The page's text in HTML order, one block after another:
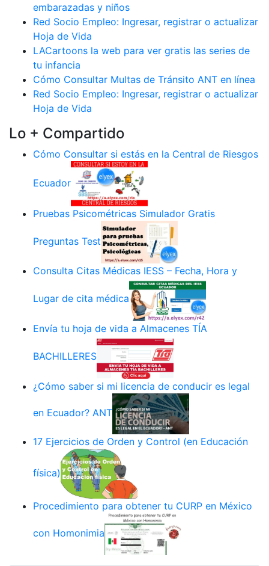
embarazadas y niños
Red Socio Empleo: Ingresar, registrar o actualizar
Hoja de Vida
LACartoons la web para ver gratis las series de
tu infancia
Cómo Consultar Multas de Tránsito ANT en línea
Red Socio Empleo: Ingresar, registrar o actualizar
Hoja de Vida
Lo + Compartido
Cómo Consultar si estás en la Central de Riesgos
Ecuador
Pruebas Psicométricas Simulador Gratis
Preguntas Test
Consulta Citas Médicas IESS – Fecha, Hora y
Lugar de cita médica
Envía tu hoja de vida a Almacenes TÍA
BACHILLERES
¿Cómo saber si mi licencia de conducir es legal
en Ecuador? ANT
17 Ejercicios de Orden y Control (en Educación
física)
Procedimiento para obtener tu CURP en México
con Homonimia